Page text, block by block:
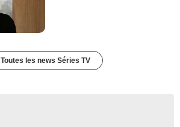
Toutes les news Séries TV